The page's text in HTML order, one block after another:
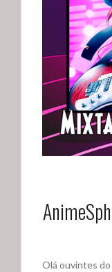
Olá ouvintes do